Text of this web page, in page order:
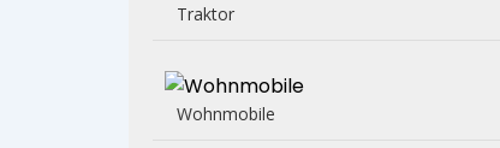
Traktor
Wohnmobile